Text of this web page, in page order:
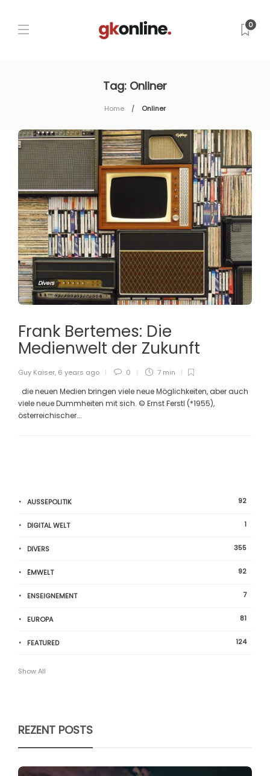
0
Tag: Onliner
Home Onliner
Divers
Frank Bertemes: Die
Medienwelt der Zukunft
Guy Kaiser, 6 years ago 0 7 min
die neuen Medien bringen viele neue Möglichkeiten, aber auch
viele neue Dummheiten mit sich. © Ernst Ferstl (*1955),
österreichischer...
AUSSEPOLITIK 92
DIGITAL WELT 1
DIVERS 355
ËMWELT 92
ENSEIGNEMENT 7
EUROPA 81
FEATURED 124
Show All
REZENT POSTS